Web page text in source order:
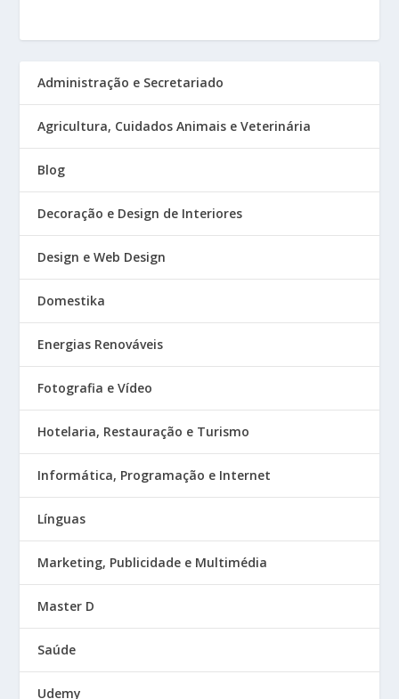
Administração e Secretariado
Agricultura, Cuidados Animais e Veterinária
Blog
Decoração e Design de Interiores
Design e Web Design
Domestika
Energias Renováveis
Fotografia e Vídeo
Hotelaria, Restauração e Turismo
Informática, Programação e Internet
Línguas
Marketing, Publicidade e Multimédia
Master D
Saúde
Udemy